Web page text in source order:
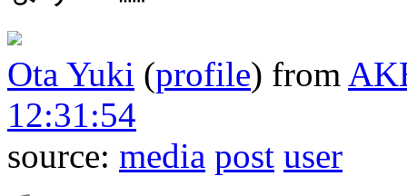
Ota Yuki (profile) from
12:31:54
source: media post user